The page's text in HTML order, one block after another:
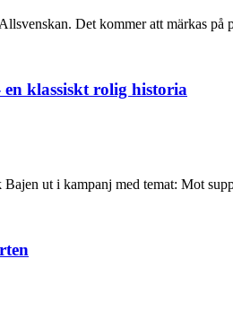
Det kommer att märkas på
klassiskt rolig historia
Bajen ut i kampanj med temat: Mot